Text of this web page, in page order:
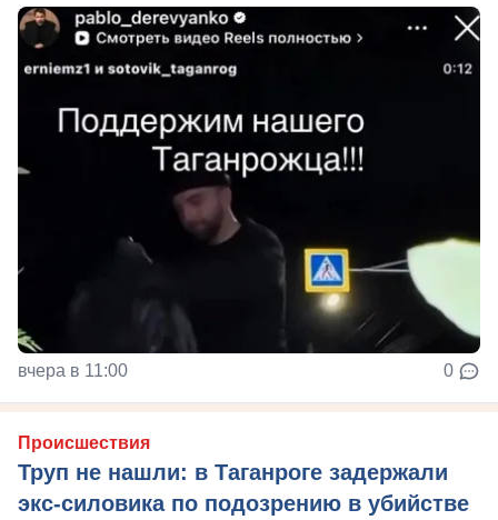
вчера в 11:00 0
Происшествия
Труп не нашли: в Таганроге задержали
экс-силовика по подозрению в убийстве